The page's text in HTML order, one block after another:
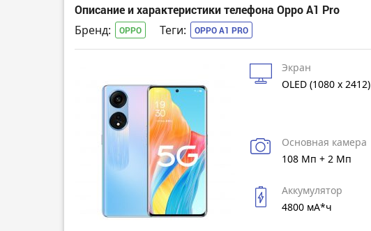
Описание и характеристики телефона Oppo A1 Pro
Бренд: OPPO Теги: OPPO A1 PRO
Экран
OLED (1080 x 2412)
Основная камера
108 Мп + 2 Мп
Аккумулятор
4800 мА*ч